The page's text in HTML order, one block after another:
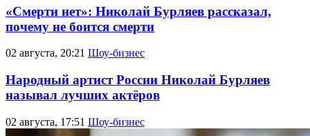
«Смерти нет»: Николай Бурляев рассказал,
почему не боится смерти
02 августа, 20:21 Шоу-бизнес
Народный артист России Николай Бурляев
называл лучших актёров
02 августа, 17:51 Шоу-бизнес